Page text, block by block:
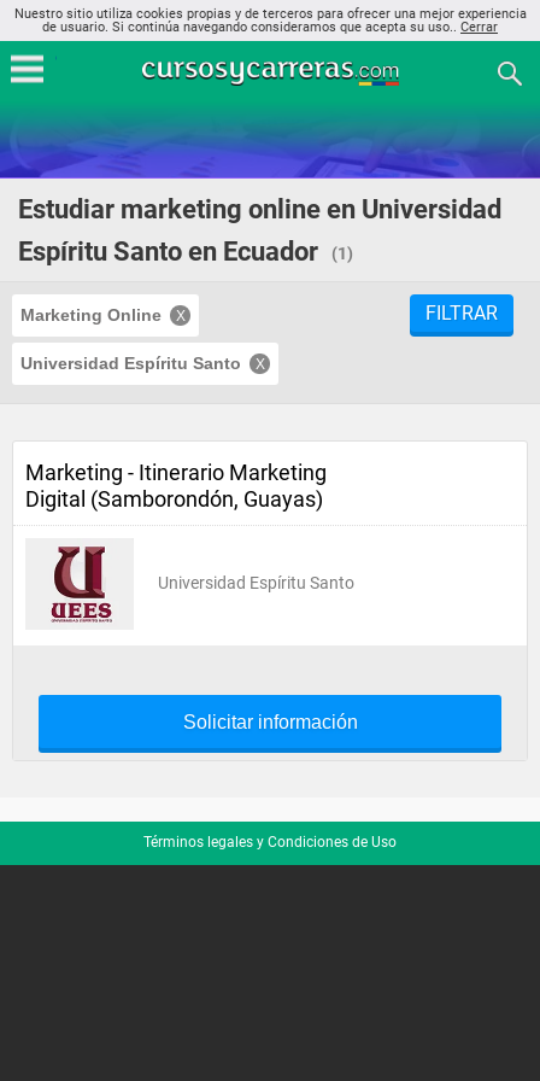
Nuestro sitio utiliza cookies propias y de terceros para ofrecer una mejor experiencia
de usuario. Si continúa navegando consideramos que acepta su uso.. Cerrar
Estudiar marketing online en Universidad
Espíritu Santo en Ecuador
(1)
Marketing Online
Universidad Espíritu Santo
FILTRAR
Marketing - Itinerario Marketing
Digital (Samborondón, Guayas)
Universidad Espíritu Santo
Solicitar información
Términos legales y Condiciones de Uso